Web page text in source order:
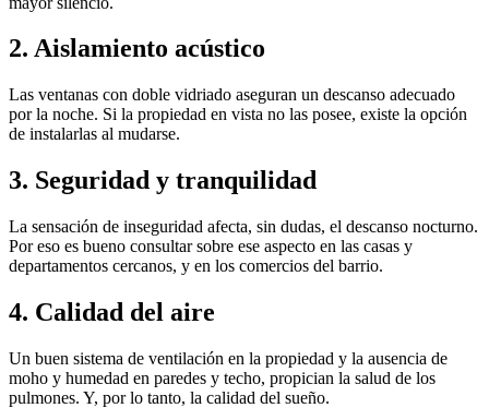
2. Aislamiento acústico
Las ventanas con doble vidriado aseguran un descanso adecuado
por la noche. Si la propiedad en vista no las posee, existe la opción
de instalarlas al mudarse.
3. Seguridad y tranquilidad
La sensación de inseguridad afecta, sin dudas, el descanso nocturno.
Por eso es bueno consultar sobre ese aspecto en las casas y
departamentos cercanos, y en los comercios del barrio.
4. Calidad del aire
Un buen sistema de ventilación en la propiedad y la ausencia de
moho y humedad en paredes y techo, propician la salud de los
pulmones. Y, por lo tanto, la calidad del sueño.